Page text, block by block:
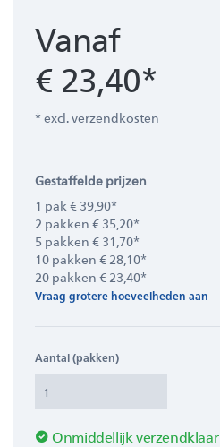
Vanaf
€ 23,40*
* excl. verzendkosten
Gestaffelde prijzen
1 pak € 39,90*
2 pakken € 35,20*
5 pakken € 31,70*
10 pakken € 28,10*
20 pakken € 23,40*
Vraag grotere hoeveelheden aan
Aantal (pakken)
Onmiddellijk verzendklaar